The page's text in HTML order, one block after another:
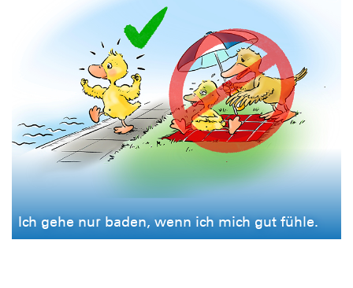
Ich gehe nur baden, wenn ich mich gut fühle.